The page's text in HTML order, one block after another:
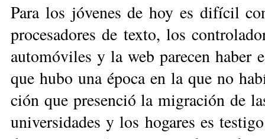
Pa­ra los jó­ve­nes de hoy es di­fí­cil
pro­ce­sa­do­res de tex­to, los
au­to­mó­vi­les y la web pa­re­cen ha­ber
que hu­bo una épo­ca en la que no
ción que pre­sen­ció la mi­gra­ción de
uni­ver­si­dades y los ho­ga­res es